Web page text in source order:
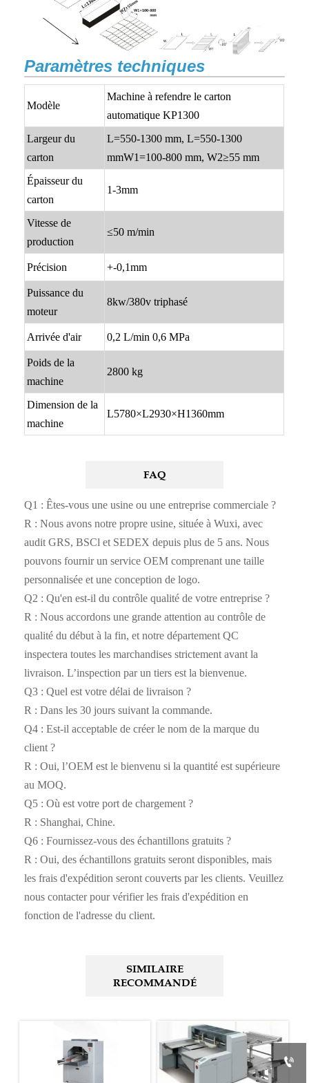
Paramètres techniques
Modèle
Machine à refendre le carton
automatique KP1300
Largeur du
carton
L=550-1300 mm, L=550-1300
mmW1=100-800 mm, W2≥55 mm
Épaisseur du
carton
1-3mm
Vitesse de
production
≤50 m/min
Précision +-0,1mm
Puissance du
moteur
8kw/380v triphasé
Arrivée d'air 0,2 L/min 0,6 MPa
Poids de la
machine
2800 kg
Dimension de la
machine
L5780×L2930×H1360mm
FAQ
Q1 : Êtes-vous une usine ou une entreprise commerciale ?
R : Nous avons notre propre usine, située à Wuxi, avec
audit GRS, BSCl et SEDEX depuis plus de 5 ans. Nous
pouvons fournir un service OEM comprenant une taille
personnalisée et une conception de logo.
Q2 : Qu'en est-il du contrôle qualité de votre entreprise ?
R : Nous accordons une grande attention au contrôle de
qualité du début à la fin, et notre département QC
inspectera toutes les marchandises strictement avant la
livraison. L’inspection par un tiers est la bienvenue.
Q3 : Quel est votre délai de livraison ?
R : Dans les 30 jours suivant la commande.
Q4 : Est-il acceptable de créer le nom de la marque du
client ?
R : Oui, l’OEM est le bienvenu si la quantité est supérieure
au MOQ.
Q5 : Où est votre port de chargement ?
R : Shanghai, Chine.
Q6 : Fournissez-vous des échantillons gratuits ?
R : Oui, des échantillons gratuits seront disponibles, mais
les frais d'expédition seront couverts par les clients. Veuillez
nous contacter pour vérifier les frais d'expédition en
fonction de l'adresse du client.
SIMILAIRE
RECOMMANDÉ
